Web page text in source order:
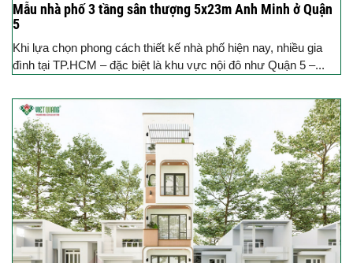
Mẫu nhà phố 3 tầng sân thượng 5x23m Anh Minh ở Quận
5
Khi lựa chọn phong cách thiết kế nhà phố hiện nay, nhiều gia
đình tại TP.HCM – đặc biệt là khu vực nội đô như Quận 5 –...